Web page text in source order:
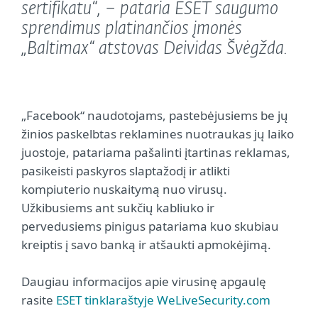
sertifikatu“, – pataria ESET saugumo
sprendimus platinančios įmonės
„Baltimax“ atstovas Deividas Švėgžda.
„Facebook“ naudotojams, pastebėjusiems be jų
žinios paskelbtas reklamines nuotraukas jų laiko
juostoje, patariama pašalinti įtartinas reklamas,
pasikeisti paskyros slaptažodį ir atlikti
kompiuterio nuskaitymą nuo virusų.
Užkibusiems ant sukčių kabliuko ir
pervedusiems pinigus patariama kuo skubiau
kreiptis į savo banką ir atšaukti apmokėjimą.
Daugiau informacijos apie virusinę apgaulę
rasite ESET tinklaraštyje WeLiveSecurity.com